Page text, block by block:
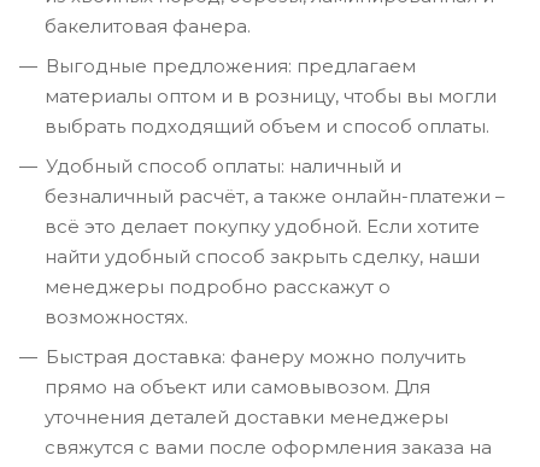
бакелитовая фанера.
Выгодные предложения: предлагаем
материалы оптом и в розницу, чтобы вы могли
выбрать подходящий объем и способ оплаты.
Удобный способ оплаты: наличный и
безналичный расчёт, а также онлайн-платежи –
всё это делает покупку удобной. Если хотите
найти удобный способ закрыть сделку, наши
менеджеры подробно расскажут о
возможностях.
Быстрая доставка: фанеру можно получить
прямо на объект или самовывозом. Для
уточнения деталей доставки менеджеры
свяжутся с вами после оформления заказа на